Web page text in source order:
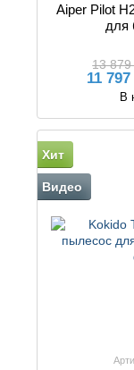
Aiper Pilot
для
13 879
11 797
В
Хит
Видео